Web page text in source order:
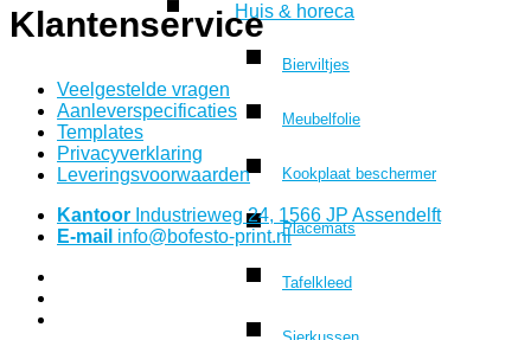
Huis & horeca
Bierviltjes
Meubelfolie
Kookplaat beschermer
Placemats
Tafelkleed
Klantenservice
Veelgestelde vragen
Aanleverspecificaties
Templates
Privacyverklaring
Leveringsvoorwaarden
Kantoor Industrieweg 24, 1566 JP Assendelft
E-mail info@bofesto-print.nl